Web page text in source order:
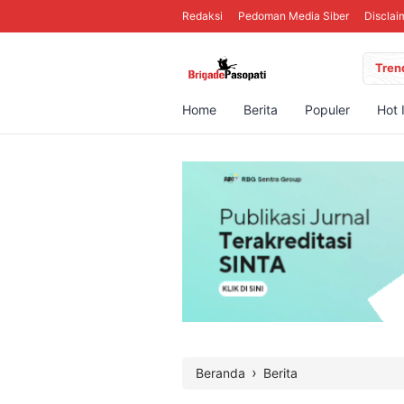
Redaksi Pedoman Media Siber
Home Berita Populer Hot
Beranda › Berita